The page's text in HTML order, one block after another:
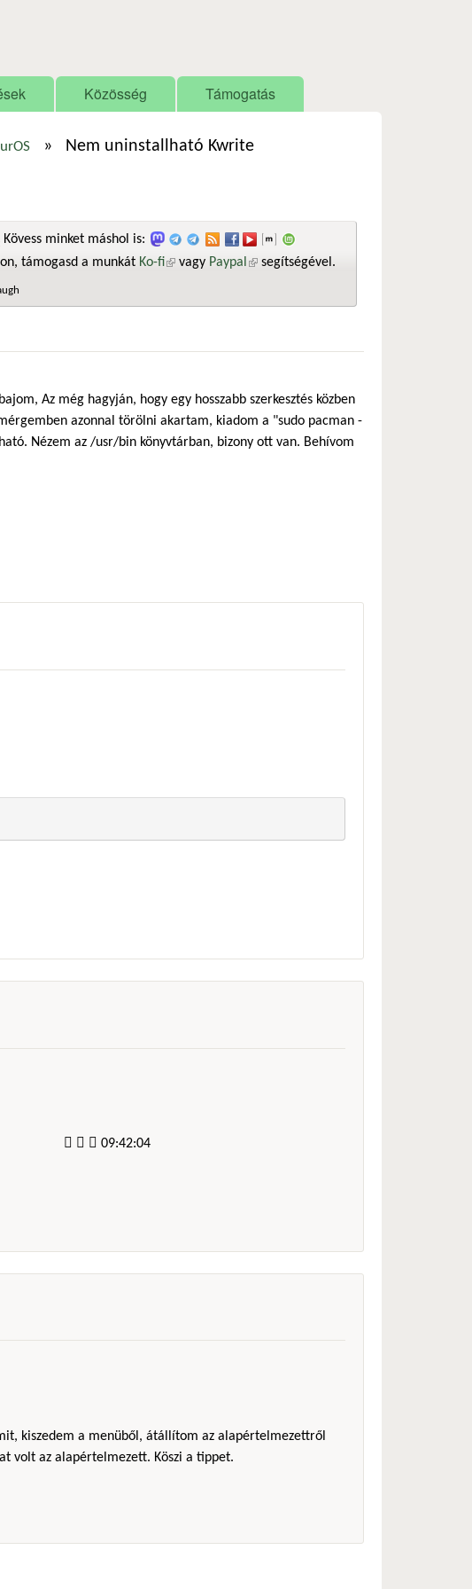
Közösség Támogatás
» Nem uninstallható Kwrite
Kövess minket máshol is:
támogasd a munkát Ko-fi(külső hivatkozás)
vagy Paypal (külső hivatkozás)
segítségével.
Az még hagyján, hogy egy hosszabb szerkesztés közben
azonnal törölni akartam, kiadom a "sudo pacman -
Nézem az /usr/bin könyvtárban, bizony ott van. Behívom
✔  09:42:04
kiszedem a menüből, átállítom az alapértelmezettről
volt az alapértelmezett. Köszi a tippet.